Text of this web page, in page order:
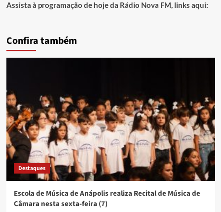
Assista à programação de hoje da Rádio Nova FM, links aqui:
Confira também
Destaques
Escola de Música de Anápolis realiza Recital de Música de
Câmara nesta sexta-feira (7)